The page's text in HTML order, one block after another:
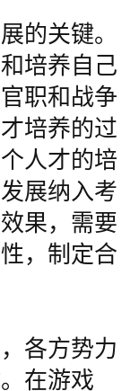
的关键。
培养自己
职和战争
培养的过
人才的培
展纳入考
果，需要
，制定合
各方势力
在游戏